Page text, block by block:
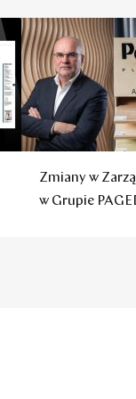
Zmiany w
w Grupie